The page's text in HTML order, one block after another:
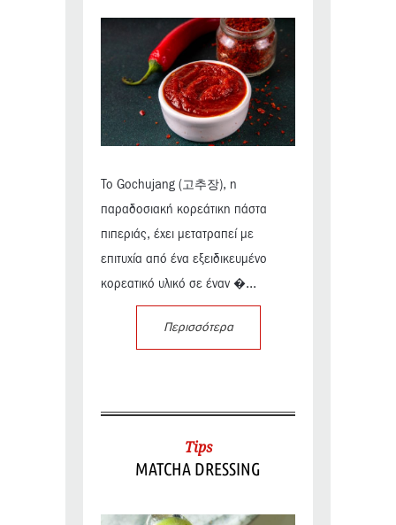
Το Gochujang (고추장), η
παραδοσιακή κορεάτικη πάστα
πιπεριάς, έχει μετατραπεί με
επιτυχία από ένα εξειδικευμένο
κορεατικό υλικό σε έναν �...
Περισσότερα
Tips
MATCHA DRESSING